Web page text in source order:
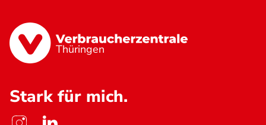
Thüringen
Stark für mich.